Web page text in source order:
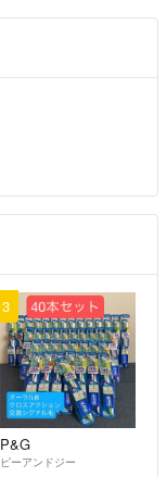
3
P&G
ピーアンドジー